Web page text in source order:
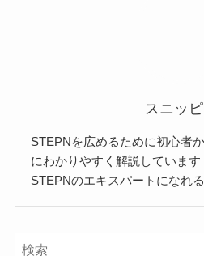
スニッ
STEPNを広めるために初心者
にわかりやすく解説していま
STEPNのエキスパートになれ